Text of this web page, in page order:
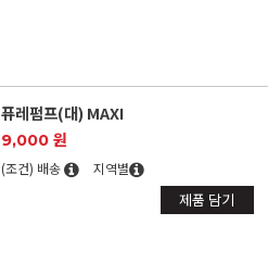
퓨레펌프(대) MAXI
9,000 원
(조건) 배송 지역별
제품 담기